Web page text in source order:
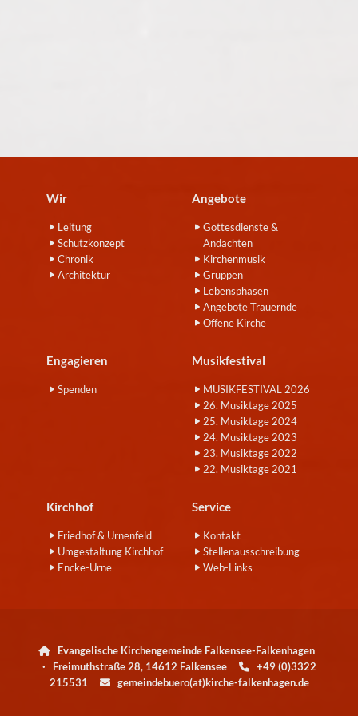
Wir
Leitung
Schutzkonzept
Chronik
Architektur
Angebote
Gottesdienste &
Andachten
Kirchenmusik
Gruppen
Lebensphasen
Angebote Trauernde
Offene Kirche
Engagieren
Spenden
Musikfestival
MUSIKFESTIVAL 2026
26. Musiktage 2025
25. Musiktage 2024
24. Musiktage 2023
23. Musiktage 2022
22. Musiktage 2021
Kirchhof
Friedhof & Urnenfeld
Umgestaltung Kirchhof
Encke-Urne
Service
Kontakt
Stellenausschreibung
Web-Links

Evangelische Kirchengemeinde Falkensee-Falkenhagen
· Freimuthstraße 28, 14612 Falkensee
+49 (0)3322
215531
gemeindebuero(at)kirche-falkenhagen.de